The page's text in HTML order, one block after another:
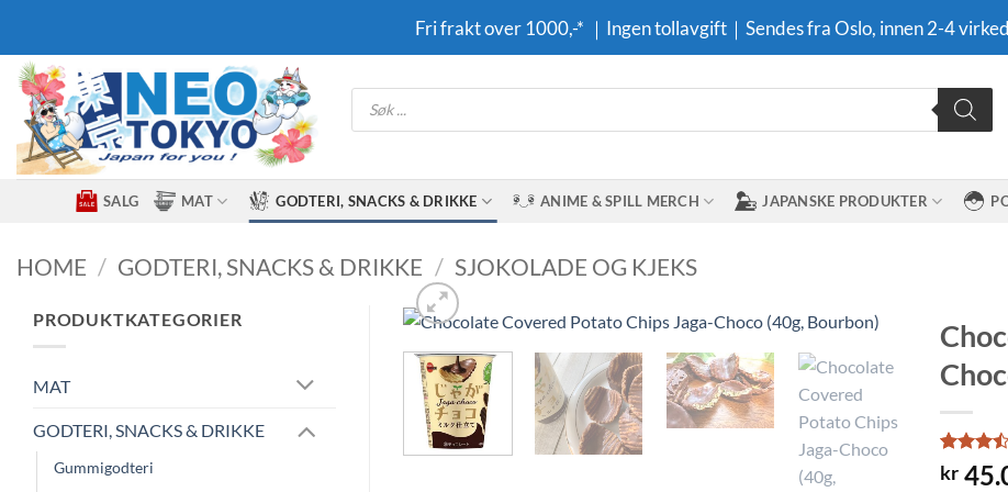
content
Fri frakt over 1000,-* ｜Ingen tollavgift｜Sendes fra Oslo, innen 2-4
Products
search
SALG MAT GODTERI, SNACKS & DRIKKE ANIME & SPILL MERCH JAPANSKE PRODUKTER
HOME / GODTERI, SNACKS & DRIKKE / SJOKOLADE OG KJEKS
PRODUKTKATEGORIER
MAT
GODTERI, SNACKS & DRIKKE
Gummigodteri
Legg til i
ønskeliste
Rated
3.5 out
2
kr